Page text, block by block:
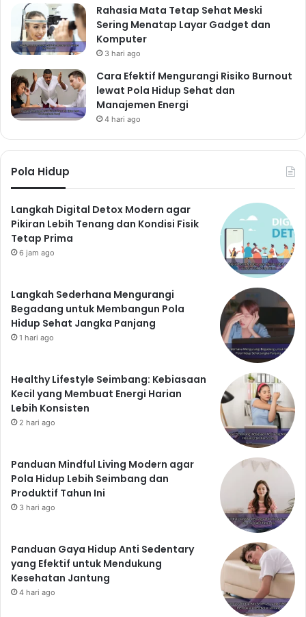
Rahasia Mata Tetap Sehat Meski
Sering Menatap Layar Gadget dan
Komputer
3 hari ago
Cara Efektif Mengurangi Risiko Burnout
lewat Pola Hidup Sehat dan
Manajemen Energi
4 hari ago
Pola Hidup
Langkah Digital Detox Modern agar
Pikiran Lebih Tenang dan Kondisi Fisik
Tetap Prima
6 jam ago
Langkah Sederhana Mengurangi
Begadang untuk Membangun Pola
Hidup Sehat Jangka Panjang
1 hari ago
Healthy Lifestyle Seimbang: Kebiasaan
Kecil yang Membuat Energi Harian
Lebih Konsisten
2 hari ago
Panduan Mindful Living Modern agar
Pola Hidup Lebih Seimbang dan
Produktif Tahun Ini
3 hari ago
Panduan Gaya Hidup Anti Sedentary
yang Efektif untuk Mendukung
Kesehatan Jantung
4 hari ago